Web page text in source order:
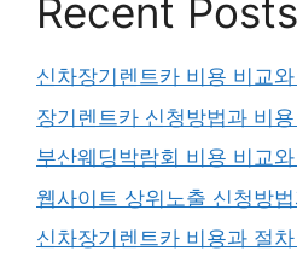
Recent Posts
신차장기렌트카 비용 비교
장기렌트카 신청방법과 비
부산웨딩박람회 비용 비교
웹사이트 상위노출 신청방
신차장기렌트카 비용과 절